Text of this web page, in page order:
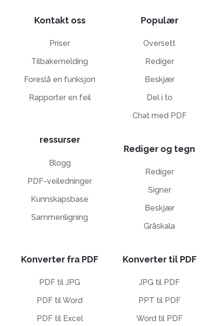
Kontakt oss
Priser
Tilbakemelding
Foreslå en funksjon
Rapporter en feil
ressurser
Blogg
PDF-veiledninger
Kunnskapsbase
Sammenligning
Populær
Oversett
Rediger
Beskjær
Del i to
Chat med PDF
Rediger og tegn
Rediger
Signer
Beskjær
Gråskala
Konverter fra PDF
PDF til JPG
PDF til Word
PDF til Excel
Konverter til PDF
JPG til PDF
PPT til PDF
Word til PDF